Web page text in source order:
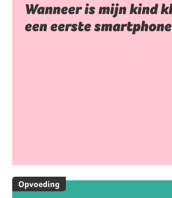
Wanneer is mijn kind
een eerste
Opvoeding